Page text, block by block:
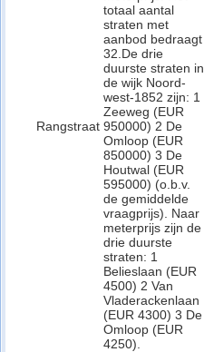
Rangstraat
totaal aantal
straten met
aanbod bedraagt
32.De drie
duurste straten in
de wijk Noord-
west-1852 zijn: 1
Zeeweg (EUR
950000) 2 De
Omloop (EUR
850000) 3 De
Houtwal (EUR
595000) (o.b.v.
de gemiddelde
vraagprijs). Naar
meterprijs zijn de
drie duurste
straten: 1
Belieslaan (EUR
4500) 2 Van
Vladerackenlaan
(EUR 4300) 3 De
Omloop (EUR
4250).